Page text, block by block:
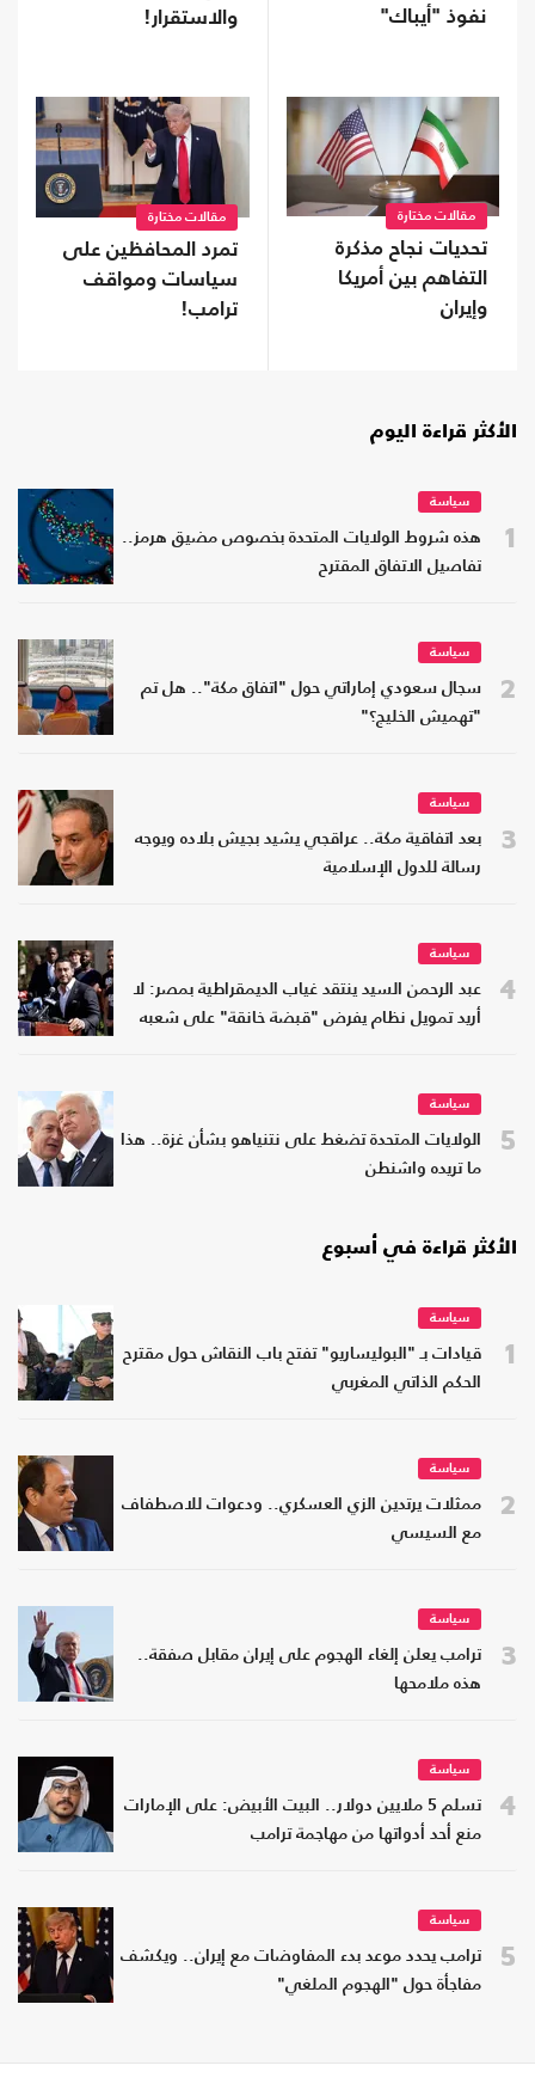
نفوذ "أيباك"
والاستقرار!
مقالات مختارة
تحديات نجاح مذكرة
التفاهم بين أمريكا
وإيران
مقالات مختارة
تمرد المحافظين على
سياسات ومواقف
ترامب!
الأكثر قراءة اليوم
1
سياسة
هذه شروط الولايات المتحدة بخصوص مضيق هرمز..
تفاصيل الاتفاق المقترح
2
سياسة
سجال سعودي إماراتي حول "اتفاق مكة".. هل تم
"تهميش الخليج؟"
3
سياسة
بعد اتفاقية مكة.. عراقجي يشيد بجيش بلاده ويوجه
رسالة للدول الإسلامية
4
سياسة
عبد الرحمن السيد ينتقد غياب الديمقراطية بمصر: لا
أريد تمويل نظام يفرض "قبضة خانقة" على شعبه
5
سياسة
الولايات المتحدة تضغط على نتنياهو بشأن غزة.. هذا
ما تريده واشنطن
الأكثر قراءة في أسبوع
1
سياسة
قيادات بـ "البوليساريو" تفتح باب النقاش حول مقترح
الحكم الذاتي المغربي
2
سياسة
ممثلات يرتدين الزي العسكري.. ودعوات للاصطفاف
مع السيسي
3
سياسة
ترامب يعلن إلغاء الهجوم على إيران مقابل صفقة..
هذه ملامحها
4
سياسة
تسلم 5 ملايين دولار.. البيت الأبيض: على الإمارات
منع أحد أدواتها من مهاجمة ترامب
5
سياسة
ترامب يحدد موعد بدء المفاوضات مع إيران.. ويكشف
مفاجأة حول "الهجوم الملغي"